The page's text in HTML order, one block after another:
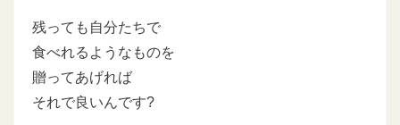
残っても自分たちで
食べれるようなものを
贈ってあげれば
それで良いんです?